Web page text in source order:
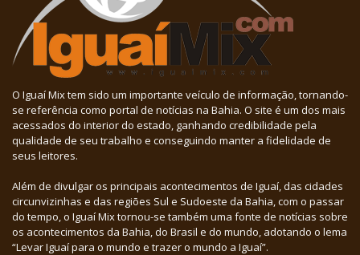
O Iguaí Mix tem sido um importante veículo de informação, tornando-
se referência como portal de notícias na Bahia. O site é um dos mais
acessados do interior do estado, ganhando credibilidade pela
qualidade de seu trabalho e conseguindo manter a fidelidade de
seus leitores.
Além de divulgar os principais acontecimentos de Iguaí, das cidades
circunvizinhas e das regiões Sul e Sudoeste da Bahia, com o passar
do tempo, o Iguaí Mix tornou-se também uma fonte de notícias sobre
os acontecimentos da Bahia, do Brasil e do mundo, adotando o lema
“Levar Iguaí para o mundo e trazer o mundo a Iguaí”.